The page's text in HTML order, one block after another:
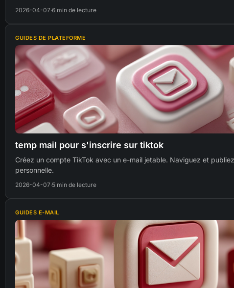
2026-04-07·6 min de lecture
GUIDES DE PLATEFORME
temp mail pour s'inscrire sur tiktok
Créez un compte TikTok avec un e-mail jetable. Naviguez et
personnelle.
2026-04-07·5 min de lecture
GUIDES E-MAIL